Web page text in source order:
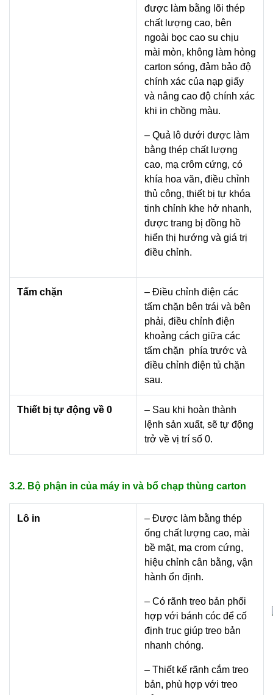
được làm bằng lõi thép
chất lượng cao, bên
ngoài bọc cao su chịu
mài mòn, không làm hỏng
carton sóng, đảm bảo độ
chính xác của nạp giấy
và nâng cao độ chính xác
khi in chồng màu.
– Quả lô dưới được làm
bằng thép chất lượng
cao, mạ crôm cứng, có
khía hoa văn, điều chỉnh
thủ công, thiết bị tự khóa
tinh chỉnh khe hở nhanh,
được trang bị đồng hồ
hiển thị hướng và giá trị
điều chỉnh.
Tấm chặn
– Điều chỉnh điện các
tấm chặn bên trái và bên
phải, điều chỉnh điện
khoảng cách giữa các
tấm chặn phía trước và
điều chỉnh điện tủ chặn
sau.
Thiết bị tự động về 0
– Sau khi hoàn thành
lệnh sản xuất, sẽ tự động
trở về vị trí số 0.
3.2. Bộ phận in của máy in và bổ chạp thùng carton
Lô in
– Được làm bằng thép
ống chất lượng cao, mài
bề mặt, mạ crom cứng,
hiệu chỉnh cân bằng, vận
hành ổn định.
– Có rãnh treo bản phối
hợp với bánh cóc để cố
định trục giúp treo bản
nhanh chóng.
– Thiết kế rãnh cắm treo
bản, phù hợp với treo